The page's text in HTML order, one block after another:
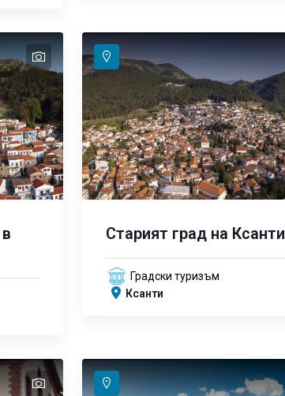
text
Старият град на Ксанти
Градски туризъм
Ксанти
text
text